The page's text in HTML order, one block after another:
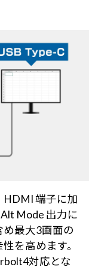
HDMI 端子に加
Mode 出力に
最大3画面の
を高めます。
対応とな